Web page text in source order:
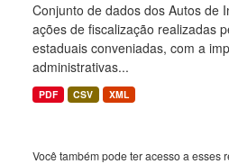
Conjunto de dados dos Autos de
ações de fiscalização realizadas
estaduais conveniadas, com a
administrativas...
PDF CSV XML
Você também pode ter acesso a esses